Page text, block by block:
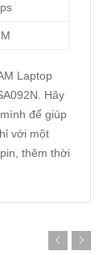
Laptop
Hãy
để giúp
với một
thêm thời